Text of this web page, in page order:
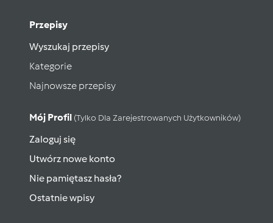
Przepisy
Wyszukaj przepisy
Kategorie
Najnowsze przepisy
Mój Profil (tylko Dla Zarejestrowanych Użytkowników)
Zaloguj się
Utwórz nowe konto
Nie pamiętasz hasła?
Ostatnie wpisy